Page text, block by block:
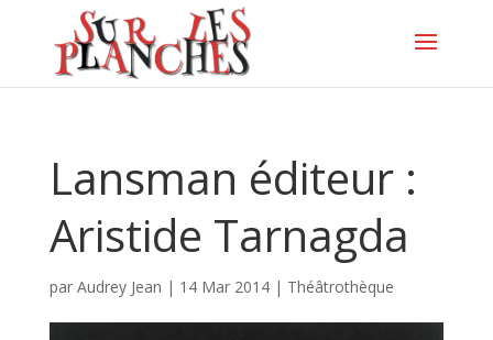
Lansman éditeur :
Aristide Tarnagda
par Audrey Jean | 14 Mar 2014| Théâtrothèque